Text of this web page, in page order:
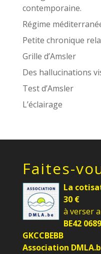
contemporaine.
Régime
Petite chronique
Grille d’Amsler
Des hallucinations
Test d’Amsler
L’éclairage
Faites-
La
30 €
à verser
BE42
GKCCBEBB
Association